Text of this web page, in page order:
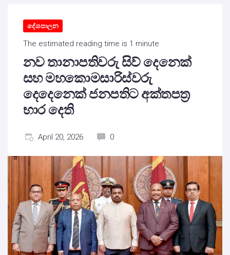
දේශපාලන
The estimated reading time is 1 minute
නව තානාපතිවරු සිව් දෙනෙක්
සහ මහකොමසාරිස්වරු
දෙදෙනෙක් ජනපතිට අක්තපත්‍ර
භාර දෙති
April 20, 2026 0